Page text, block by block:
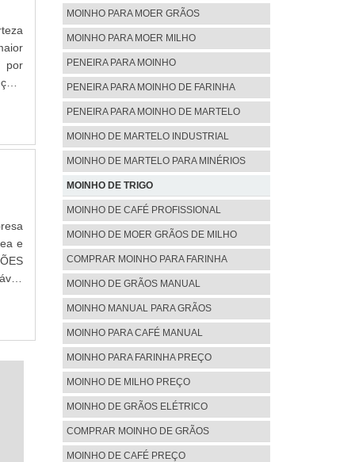
A
por
de
no
o
e
de
e
a
MOINHO PARA MOER GRÃOS
MOINHO PARA MOER MILHO
PENEIRA PARA MOINHO
PENEIRA PARA MOINHO DE FARINHA
PENEIRA PARA MOINHO DE MARTELO
MOINHO DE MARTELO INDUSTRIAL
MOINHO DE MARTELO PARA MINÉRIOS
MOINHO DE TRIGO
MOINHO DE CAFÉ PROFISSIONAL
MOINHO DE MOER GRÃOS DE MILHO
COMPRAR MOINHO PARA FARINHA
MOINHO DE GRÃOS MANUAL
MOINHO MANUAL PARA GRÃOS
MOINHO PARA CAFÉ MANUAL
MOINHO PARA FARINHA PREÇO
MOINHO DE MILHO PREÇO
MOINHO DE GRÃOS ELÉTRICO
COMPRAR MOINHO DE GRÃOS
MOINHO DE CAFÉ PREÇO